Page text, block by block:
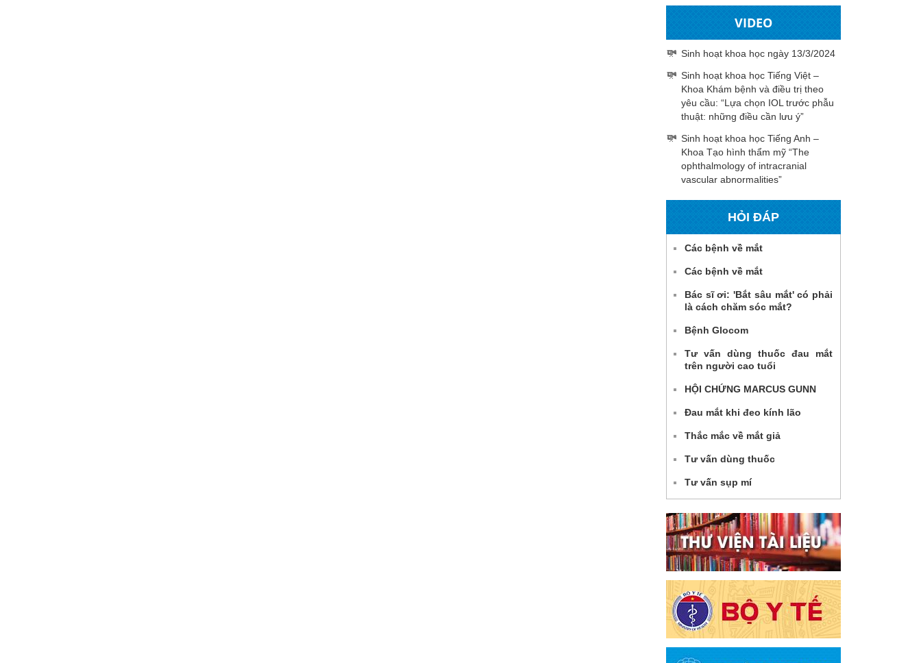
VIDEO
Sinh hoạt khoa học ngày 13/3/2024
Sinh hoạt khoa học Tiếng Việt –
Khoa Khám bệnh và điều trị theo
yêu cầu: “Lựa chọn IOL trước phẫu
thuật: những điều cần lưu ý”
Sinh hoạt khoa học Tiếng Anh –
Khoa Tạo hình thẩm mỹ “The
ophthalmology of intracranial
vascular abnormalities”
HỎI ĐÁP
Các bệnh về mắt
Các bệnh về mắt
Bác sĩ ơi: 'Bắt sâu mắt' có phải
là cách chăm sóc mắt?
Bệnh Glocom
Tư vấn dùng thuốc đau mắt
trên người cao tuổi
HỘI CHỨNG MARCUS GUNN
Đau mắt khi đeo kính lão
Thắc mắc về mắt giả
Tư vấn dùng thuốc
Tư vấn sụp mí